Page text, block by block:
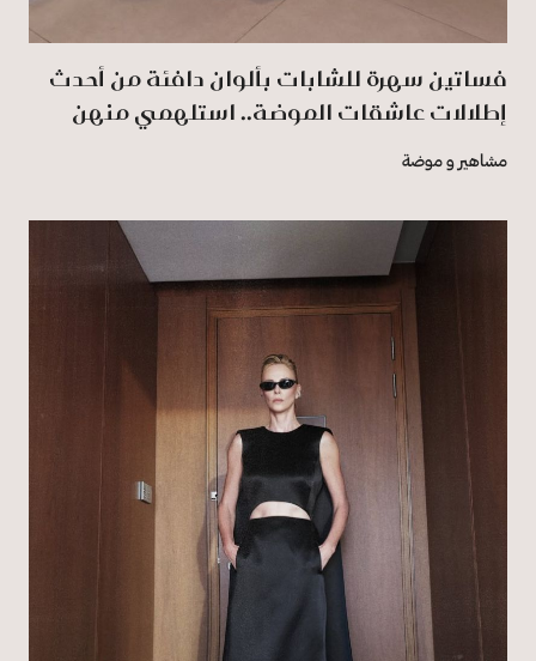
فساتين سهرة للشابات بألوان دافئة من أحدث
إطلالات عاشقات الموضة.. استلهمي منهن
مشاهير و موضة